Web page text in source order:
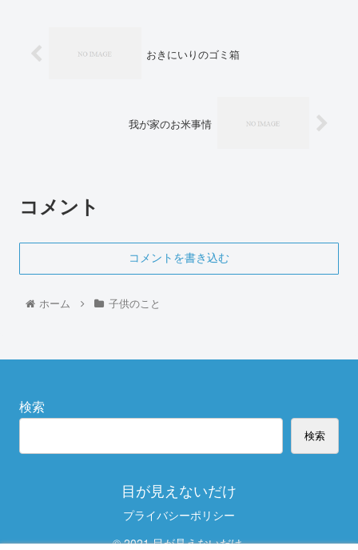
おきにいりのゴミ箱
我が家のお米事情
コメント
コメントを書き込む
ホーム 子供のこと
検索
検索
目が見えないだけ
プライバシーポリシー
© 2021 目が見えないだけ.